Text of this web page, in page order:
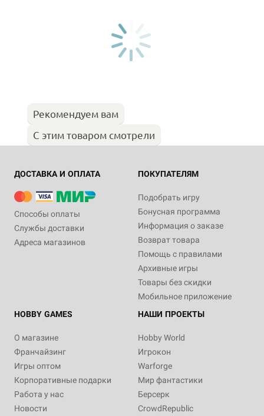
Рекомендуем вам
С этим товаром смотрели
ДОСТАВКА И ОПЛАТА
Способы оплаты
Службы доставки
Адреса магазинов
ПОКУПАТЕЛЯМ
Подобрать игру
Бонусная программа
Информация о заказе
Возврат товара
Помощь с правилами
Архивные игры
Товары без скидки
Мобильное приложение
HOBBY GAMES
О магазине
Франчайзинг
Игры оптом
Корпоративные подарки
Работа у нас
Новости
НАШИ ПРОЕКТЫ
Hobby World
Игрокон
Warforge
Мир фантастики
Берсерк
CrowdRepublic